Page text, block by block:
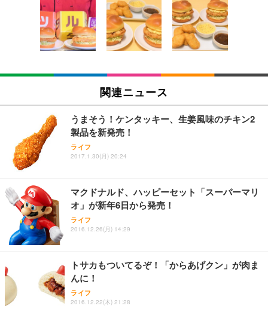
い 跳ね上げ式アームレスト コンパクト 約105度ロッ
キング pc 事務椅子 360度回転 座面昇降 強化ナイロ
ン樹脂ベース 通気性メッシュ 在宅ワーク H-WY01
(黒網+黒枠+黒足)
￥5,699
SIHOO B100 オフィスチェア／デスクチェア メッシ
ュチェア 人間工学 疲れない ブラック
￥27,999
Sezlife オフィスチェア デスクチェア 疲れない テレ
ワーク チェア 強化バックレスト 30度ロッキング機
能 人間工学 椅子 腰サポート 90度跳ね上げ式アーム
務用 おしゃれ パソコンチェア (ブラック)
Sezlife オフィスチェア デスクチェア 疲れない テレ
ワーク チェア 強化バックレスト 30度ロッキング機
能 人間工学 椅子 腰サポート 90度跳ね上げ式アーム
務用 おしゃれ パソコンチェア (ホワイト)
ANDWINT オフィスチェア デスクチェア 肘なし メ
ッシュ 通気性 ランバーサポート付き 腰サポート ガ
ス圧無段階昇降 360度回転 キャスター付き コンパク
EV3240X-WT | 31.5型4K UHD・USB Type-C・ホワ
イト
￥105,595
EIZO ビジネス向けプレミアムモニター | FlexScan
【純正品】27"ゲーミングモニター DualSense 充電
フック付き（CFI-ZDM1J）
【整備済み品】Dell E2724HS 27インチ 液晶モニタ
ー フルHD（1920×1080）VA 非光沢 HDMI/DisplayP
ort/VGA スピーカー内蔵 高さ調整 スイベル VESA対
【MiniLED/24.5inch/280Hz/FHD】GRAPHT THE S
HOOTER Gaming Monitor 24” Essential ゲーミン
グモニター QD 24.5インチ 1ms FHD 量子ドット 残
Amazonベーシック ペットシーツ 薄型 レギュラー 1
回使い捨て 無香料 ホワイト 300枚
￥3,373
Amazonベーシック ペットシーツ 厚型 ワイド 42枚
x2袋(84枚) ホワイト(吸収面:ライトブルー)
￥3,234
ネオ・ルーライフ ネオ・オムツ L 中型犬用 26枚入
り 単品
Smart Basic(スマートベーシック) 【Amazon.co.jp
限定】 Smart Basic アイリスオーヤマ ペットシーツ
超厚型 お徳用 ワイド 100枚入 (x 1) (ケース販売)
アイリスオーヤマ ペットシーツ 超厚型 お徳用 レギ
ュラー 200枚入【Amazon.co.jp限定】
関連ニュース
うまそう！ケンタッキー、生姜風味のチキン2
製品を新発売！
ライフ
2017.1.30(月) 20:24
マクドナルド、ハッピーセット「スーパーマリ
オ」が新年6日から発売！
ライフ
2016.12.26(月) 14:29
トサカもついてるぞ！「からあげクン」が肉ま
んに！
ライフ
2016.12.22(木) 21:28